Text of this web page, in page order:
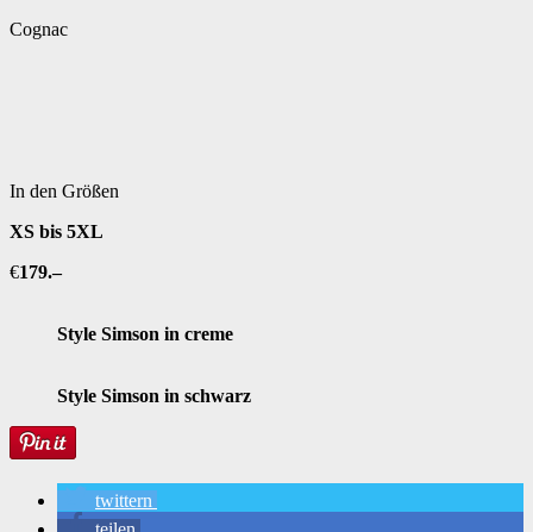
Cognac
In den Größen
XS bis 5XL
€179.–
Style Simson in creme
Style Simson in schwarz
twittern